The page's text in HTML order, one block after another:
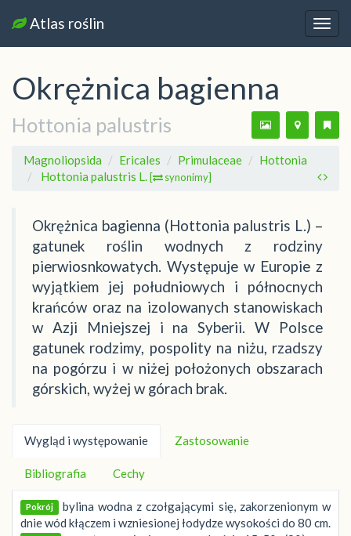
Atlas roślin
Okrężnica bagienna
Hottonia palustris
Magnoliopsida Ericales Primulaceae
Hottonia
Hottonia palustris L. [ synonimy]
Okrężnica bagienna (Hottonia palustris L.) –
gatunek roślin wodnych z rodziny
pierwiosnkowatych. Występuje w Europie z
wyjątkiem jej południowych i północnych
krańców oraz na izolowanych stanowiskach
w Azji Mniejszej i na Syberii. W Polsce
gatunek rodzimy, pospolity na niżu, rzadszy
na pogórzu i w niżej położonych obszarach
górskich, wyżej w górach brak.
Wygląd i występowanie Zastosowanie
Bibliografia Cechy
Pokrój bylina wodna z czołgającymi się, zakorzenionym w
dnie wód kłączem i wzniesionej łodydze wysokości do 80 cm.